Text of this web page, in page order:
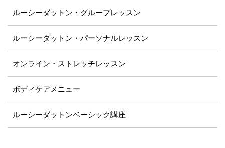
ルーシーダットン・グループレッスン
ルーシーダットン・パーソナルレッスン
オンライン・ストレッチレッスン
ボディケアメニュー
ルーシーダットンベーシック講座